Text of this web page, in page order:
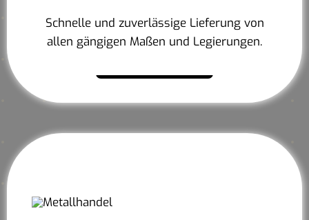
Schnelle und zuverlässige Lieferung von
allen gängigen Maßen und Legierungen.